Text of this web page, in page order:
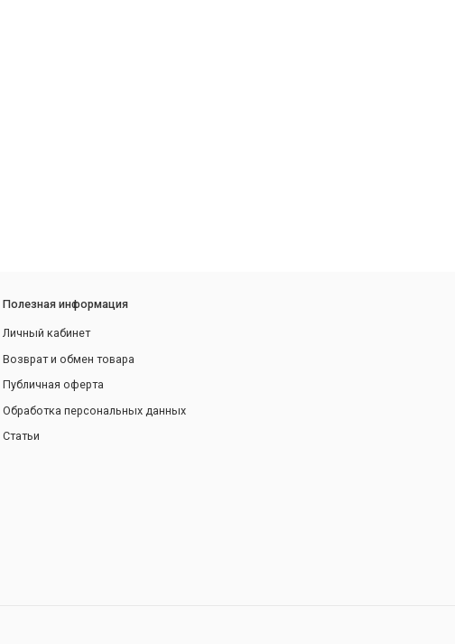
Полезная информация
Личный кабинет
Возврат и обмен товара
Публичная оферта
Обработка персональных данных
Статьи